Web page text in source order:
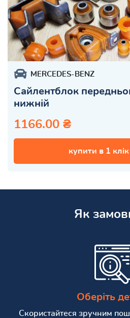
MERCEDES-BENZ
Сайлентблок
нижній
1166.00 ₴
купити в 1 клік
Як
Оберіть
Скористайтеся зручним